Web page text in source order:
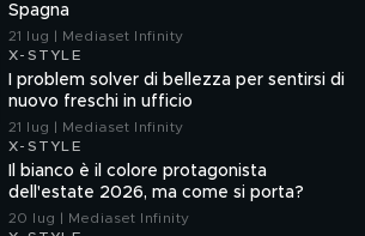
Spagna
21 lug | Mediaset Infinity
X-STYLE
I problem solver di bellezza per sentirsi di
nuovo freschi in ufficio
21 lug | Mediaset Infinity
X-STYLE
Il bianco è il colore protagonista
dell'estate 2026, ma come si porta?
20 lug | Mediaset Infinity